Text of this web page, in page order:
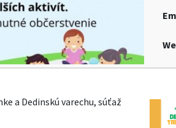
a Dedinskú varechu, súťaž